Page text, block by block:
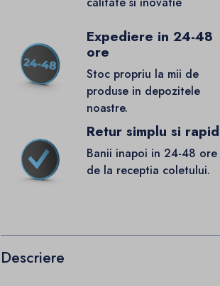
Expediere in 24-48
ore
Stoc propriu la mii de
produse in depozitele
noastre.
Retur simplu si rapid
Banii inapoi in 24-48 ore
de la receptia coletului.
Descriere